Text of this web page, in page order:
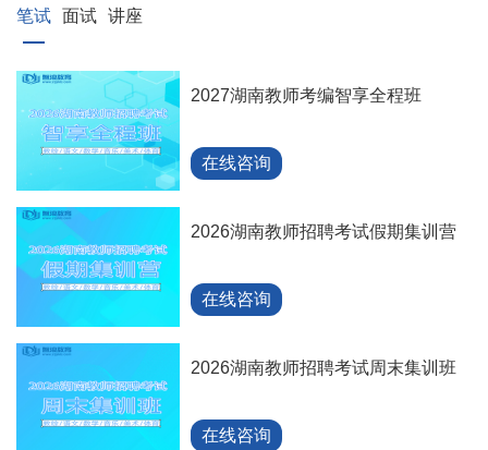
笔试 面试 讲座
2027湖南教师考编智享全程班
在线咨询
2026湖南教师招聘考试假期集训营
在线咨询
2026湖南教师招聘考试周末集训班
在线咨询